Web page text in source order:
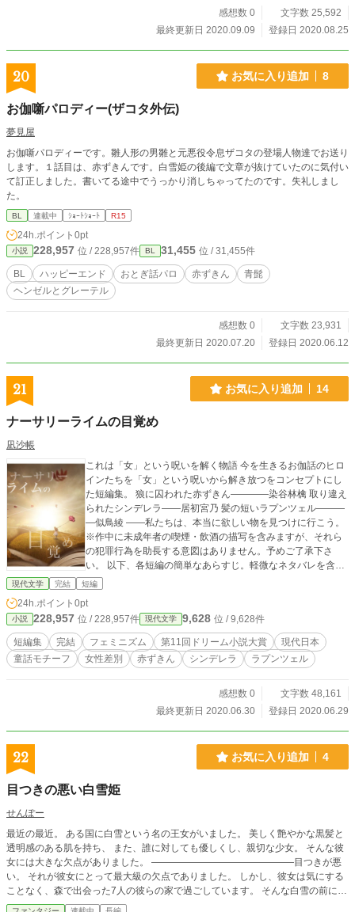
感想数 0
文字数 25,592
最終更新日 2020.09.09
登録日 2020.08.25
20 お気に入り追加 8
お伽噺パロディー(ザコタ外伝)
夢見屋
お伽噺パロディーです。雛人形の男雛と元悪役令息ザコタの登場人物達でお送り
します。１話目は、赤ずきんです。白雪姫の後編で文章が抜けていたのに気付い
て訂正しました。書いてる途中でうっかり消しちゃってたのです。失礼しまし
た。
BL 連載中 ｼｮｰﾄｼｮｰﾄ R15
24h.ポイント 0pt
小説 228,957 位 / 228,957件 BL 31,455 位 / 31,455件
BL ハッピーエンド おとぎ話パロ 赤ずきん
青髭
ヘンゼルとグレーテル
感想数 0
文字数 23,931
最終更新日 2020.07.20
登録日 2020.06.12
21 お気に入り追加 14
ナーサリーライムの目覚め
凪沙帳
これは「女」という呪いを解く物語 今を生きるお伽話のヒロ
インたちを「女」という呪いから解き放つをコンセプトにし
た短編集。 狼に囚われた赤ずきん――――染谷林檎 取り違え
られたシンデレラ――居初宮乃 髪の短いラプンツェル―――
―似鳥綾 ――私たちは、本当に欲しい物を見つけに行こう。
※作中に未成年者の喫煙・飲酒の描写を含みますが、それら
の犯罪行為を助長する意図はありません。予めご了承下さ
い。 以下、各短編の簡単なあらすじ。軽微なネタバレを含む
ので、読みたくない方はスルーでお願いします。 ☆☆☆☆☆
☆☆☆☆☆☆☆☆☆☆☆☆☆☆☆☆ 1章「果物が落ちた――
染谷林檎の物語」 海沿いの田舎町で事務員をしていた染谷林
檎は、閉塞した環境に耐えがたい生きづらさを感じていた。
そんな折に祖母のお見舞いに訪れた病院で"狼"に連れ去られ
る。 狼は欲しい物を与えてくれるが、いつしかそれが自分の
ないと思い飛び出した夜の街で、ペンシルハウスに閉じ込め
られた女の子と邂逅する。 2章「硝子は痛みを透過しない―
加していた。 尊敬する先輩が、あらゆる努力をしても打ち砕
けなかった「ガラスの天井」に絶望しながら、せめて彼女が
った家出少女を保護する。彼女から聞かされた生きづらさ
び立つ――似鳥綾の物語」 休学中の女子大生である似鳥綾
は、自分を家や狭い社会に閉じ込めようとする魔女に立ち向
かうことを決意して、家出を決行する。 その道中で出会った
女性たちは皆、女性であることの呪いを抱えた人たちだっ
た。一つ一つ過去を清算し、自由に生きるために彼女たちは
海を目指す。
現代文学 完結 短編
24h.ポイント 0pt
小説 228,957 位 / 228,957件 現代文学 9,628 位 / 9,628件
短編集 完結 フェミニズム 第11回ドリーム小説大賞
現代日本
童話モチーフ
女性差別 赤ずきん シンデレラ ラプンツェル
感想数 0
文字数 48,161
最終更新日 2020.06.30
登録日 2020.06.29
22 お気に入り追加 4
目つきの悪い白雪姫
せんぽー
最近の最近。 ある国に白雪という名の王女がいました。 美しく艶やかな黒髪と
透明感のある肌を持ち、 また、誰に対しても優しくし、親切な少女。 そんな彼
女には大きな欠点がありました。 ———————————————目つきが悪
い。 それが彼女にとって最大級の欠点でありました。 しかし、彼女は気にする
ことなく、森で出会った7人の彼らの家で過ごしています。 そんな白雪の前に有
名な彼が現れるのですが……。 ちょっと斜めに進む白雪姫と童話キャラたちの